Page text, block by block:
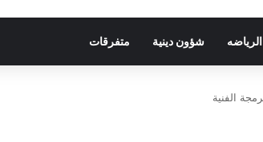
الرياضه شؤون دينية متفرقات